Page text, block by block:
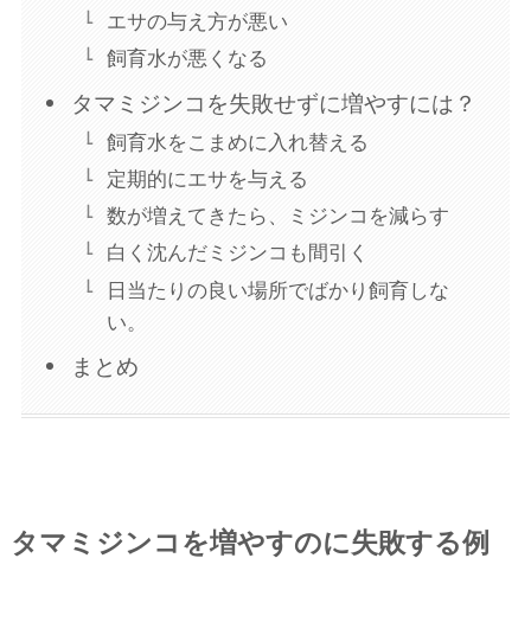
エサの与え方が悪い
飼育水が悪くなる
タマミジンコを失敗せずに増やすには？
飼育水をこまめに入れ替える
定期的にエサを与える
数が増えてきたら、ミジンコを減らす
白く沈んだミジンコも間引く
日当たりの良い場所でばかり飼育しな
い。
まとめ
タマミジンコを増やすのに失敗する例